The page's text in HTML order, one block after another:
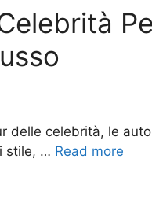
delle celebrità, le
stile, … Read more